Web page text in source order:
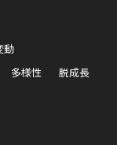
動
多様性 脱成長